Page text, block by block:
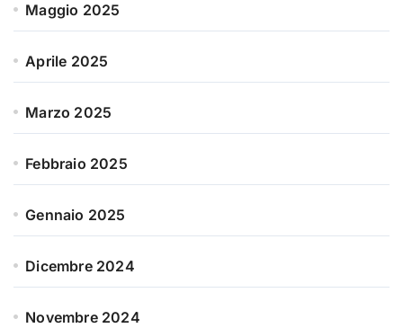
Maggio 2025
Aprile 2025
Marzo 2025
Febbraio 2025
Gennaio 2025
Dicembre 2024
Novembre 2024